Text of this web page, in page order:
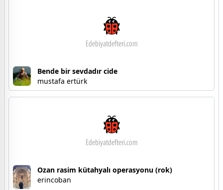
Bende bir sevdadır cide
mustafa ertürk
Ozan rasim kütahyalı operasyonu (rok)
erincoban